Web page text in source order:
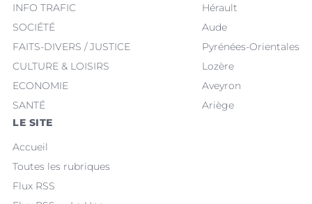
INFO TRAFIC
SOCIÉTÉ
FAITS-DIVERS / JUSTICE
CULTURE & LOISIRS
ECONOMIE
SANTÉ
Hérault
Aude
Pyrénées-Orientales
Lozère
Aveyron
Ariège
LE SITE
Accueil
Toutes les rubriques
Flux RSS